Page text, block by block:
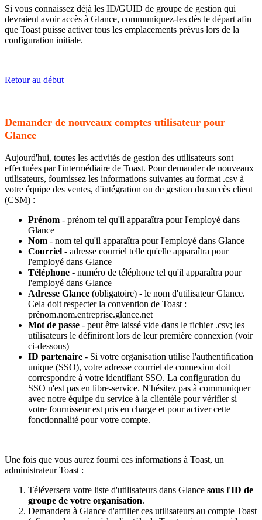
Si vous connaissez déjà les ID/GUID de groupe de gestion qui
devraient avoir accès à Glance, communiquez-les dès le départ afin
que Toast puisse activer tous les emplacements prévus lors de la
configuration initiale.
Retour au début
Demander de nouveaux comptes utilisateur pour
Glance
Aujourd'hui, toutes les activités de gestion des utilisateurs sont
effectuées par l'intermédiaire de Toast. Pour demander de nouveaux
utilisateurs, fournissez les informations suivantes au format .csv à
votre équipe des ventes, d'intégration ou de gestion du succès client
(CSM) :
Prénom - prénom tel qu'il apparaîtra pour l'employé dans
Glance
Nom - nom tel qu'il apparaîtra pour l'employé dans Glance
Courriel - adresse courriel telle qu'elle apparaîtra pour
l'employé dans Glance
Téléphone - numéro de téléphone tel qu'il apparaîtra pour
l'employé dans Glance
Adresse Glance (obligatoire) - le nom d'utilisateur Glance.
Cela doit respecter la convention de Toast :
prénom.nom.entreprise.glance.net
Mot de passe - peut être laissé vide dans le fichier .csv; les
utilisateurs le définiront lors de leur première connexion (voir
ci-dessous)
ID partenaire - Si votre organisation utilise l'authentification
unique (SSO), votre adresse courriel de connexion doit
correspondre à votre identifiant SSO. La configuration du
SSO n'est pas en libre-service. N'hésitez pas à communiquer
avec notre équipe du service à la clientèle pour vérifier si
votre fournisseur est pris en charge et pour activer cette
fonctionnalité pour votre compte.
Une fois que vous aurez fourni ces informations à Toast, un
administrateur Toast :
Téléversera votre liste d'utilisateurs dans Glance sous l'ID de
groupe de votre organisation.
Demandera à Glance d'affilier ces utilisateurs au compte Toast